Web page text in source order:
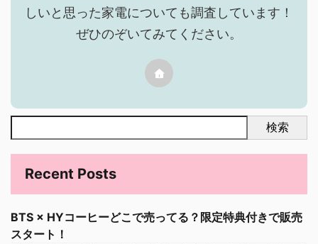
しいと思った家電についても調査しています！
ぜひのぞいてみてください。
検索
Recent Posts
BTS × HYコーヒーどこで売ってる？限定特典付きで販売
スタート！